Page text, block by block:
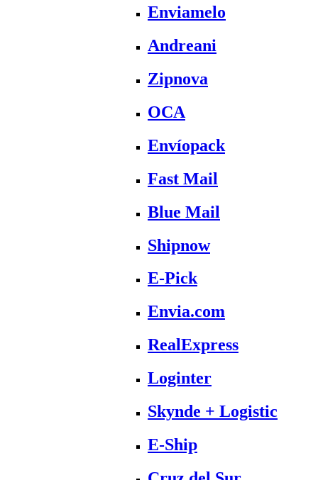
Enviamelo
Andreani
Zipnova
OCA
Envíopack
Fast Mail
Blue Mail
Shipnow
E-Pick
Envia.com
RealExpress
Loginter
Skynde + Logistic
E-Ship